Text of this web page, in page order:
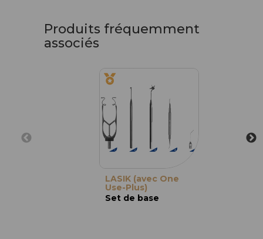
Produits fréquemment
associés
LASIK (avec One
Use-Plus)
Set de base